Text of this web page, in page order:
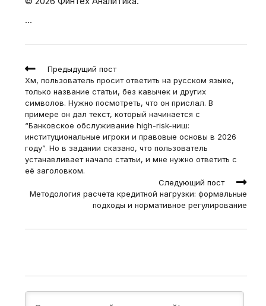
…
Read
more
articles
Предыдущий пост
Хм, пользователь просит ответить на русском языке,
только название статьи, без кавычек и других
символов. Нужно посмотреть, что он прислал. В
примере он дал текст, который начинается с
“Банковское обслуживание high-risk-ниш:
институциональные игроки и правовые основы в 2026
году”. Но в задании сказано, что пользователь
устанавливает начало статьи, и мне нужно ответить с
её заголовком.
Следующий пост
Методология расчета кредитной нагрузки: формальные
подходы и нормативное регулирование